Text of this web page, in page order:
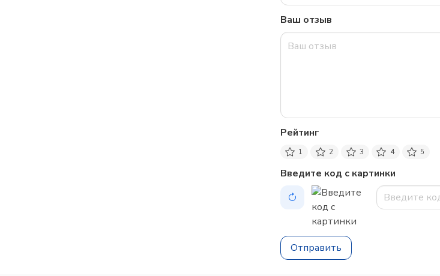
Ваш отзыв
Рейтинг
1 2 3 4 5
Введите код с картинки
Отправить